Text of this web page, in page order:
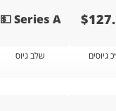
גיוסים
💵 Series A
שלב גיוס